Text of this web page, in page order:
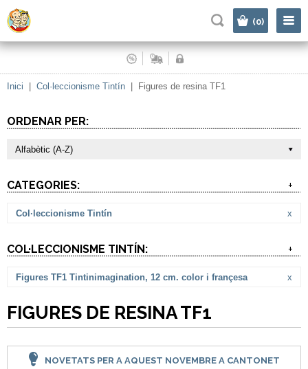
(0)
Inici Col·leccionisme Tintín Figures de resina TF1
ORDENAR PER:
Alfabètic (A-Z)
CATEGORIES: +
Col·leccionisme Tintín x
COL·LECCIONISME TINTÍN: +
Figures TF1 Tintinimagination, 12 cm. color i françesa x
FIGURES DE RESINA TF1
NOVETATS PER A AQUEST NOVEMBRE A CANTONET